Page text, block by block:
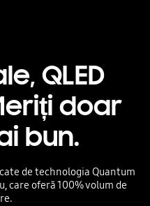
QLED
doar
bun.
de technologia Quantum
care oferă 100% volum de